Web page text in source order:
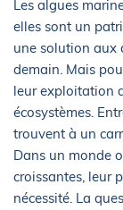
Les algues
elles sont un
une solution aux
demain. Mais
leur exploitation
écosystèmes.
trouvent à un
Dans un monde
croissantes, leur
nécessité. La